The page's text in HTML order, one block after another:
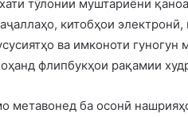
тӯлонии муштариёни
китобҳои
ва имконоти
флипбукҳои рақамии
метавонед ба осонӣ